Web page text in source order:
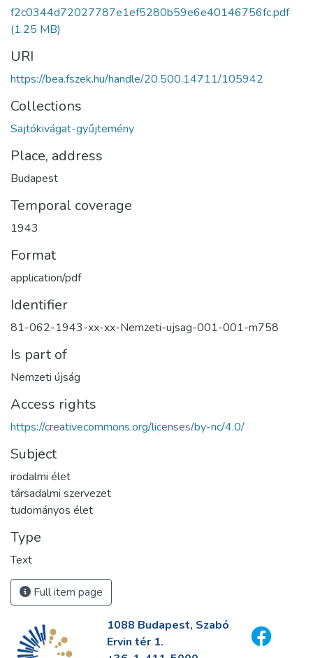
f2c0344d72027787e1ef5280b59e6e40146756fc.pdf
(1.25 MB)
URI
https://bea.fszek.hu/handle/20.500.14711/105942
Collections
Sajtókivágat-gyűjtemény
Place, address
Budapest
Temporal coverage
1943
Format
application/pdf
Identifier
81-062-1943-xx-xx-Nemzeti-ujsag-001-001-m758
Is part of
Nemzeti újság
Access rights
https://creativecommons.org/licenses/by-nc/4.0/
Subject
irodalmi élet
társadalmi szervezet
tudományos élet
Type
Text
Full item page
1088 Budapest, Szabó
Ervin tér 1.